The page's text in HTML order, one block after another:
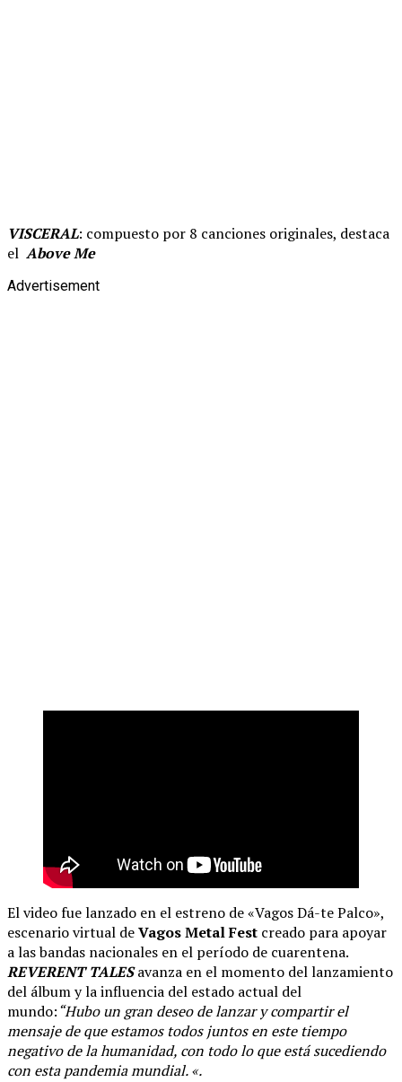
VISCERAL: compuesto por 8 canciones originales, destaca
el Above Me
Advertisement
El video fue lanzado en el estreno de «Vagos Dá-te Palco»,
escenario virtual deVagos Metal Fest creado para apoyar
a las bandas nacionales en el período de cuarentena.
REVERENT TALESavanza en el momento del lanzamiento
del álbum y la influencia del estado actual del
mundo:“Hubo un gran deseo de lanzar y compartir el
mensaje de que estamos todos juntos en este tiempo
negativo de la humanidad, con todo lo que está sucediendo
con esta pandemia mundial. «.